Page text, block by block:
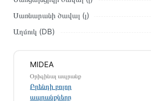
կատարվում է 14 օրվա ընթացքում:
Սառնարանի ծավալ (լ)
Աղմուկ (DB)
MIDEA
Օրիգինալ ապրանք
Բրենդի բոլոր
ապրանքները